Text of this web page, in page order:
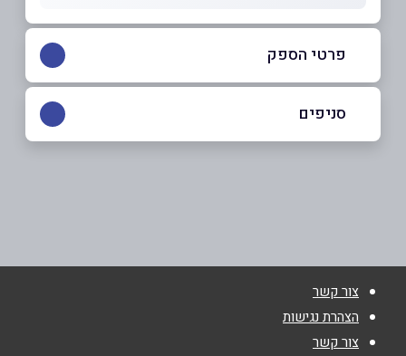
פרטי הספק
סניפים
צור קשר
הצהרת נגישות
צור קשר